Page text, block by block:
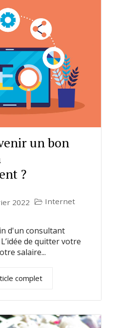
un bon
?
2022
Internet
d'un consultant
de quitter votre
salaire...
complet